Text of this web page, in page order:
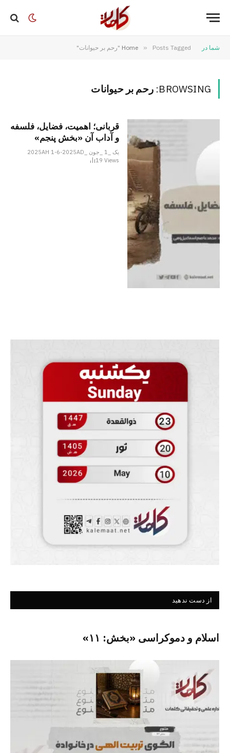
شما در Home » Posts Tagged "رحم بر حیوانات"
BROWSING: رحم بر حیوانات
قربانی؛ اهمیت، فضایل، فلسفه
و آداب آن «بخش پنجم»
یک _1 _جون _2025AH 1-6-2025AD
19Views
از دست ندهید
اسلام و دموکراسی «بخش: ۱۱»